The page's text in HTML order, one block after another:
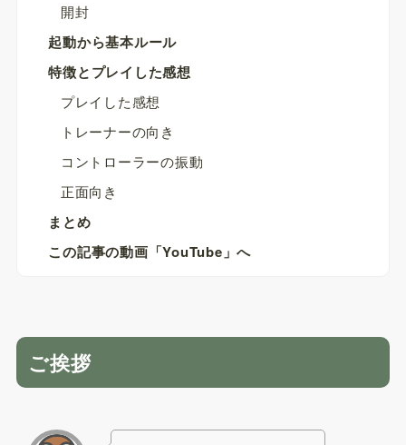
開封
起動から基本ルール
特徴とプレイした感想
プレイした感想
トレーナーの向き
コントローラーの振動
正面向き
まとめ
この記事の動画「YouTube」へ
ご挨拶